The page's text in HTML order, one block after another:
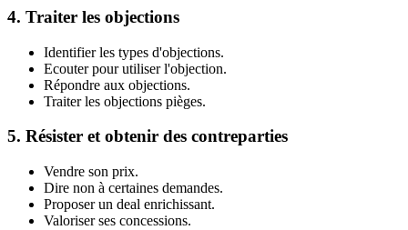
4. Traiter les objections
Identifier les types d'objections.
Ecouter pour utiliser l'objection.
Répondre aux objections.
Traiter les objections pièges.
5. Résister et obtenir des contreparties
Vendre son prix.
Dire non à certaines demandes.
Proposer un deal enrichissant.
Valoriser ses concessions.